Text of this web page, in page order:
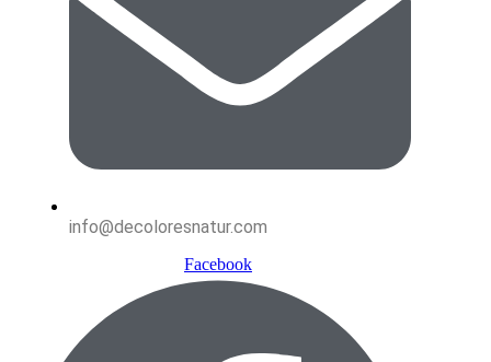
info@decoloresnatur.com
Facebook